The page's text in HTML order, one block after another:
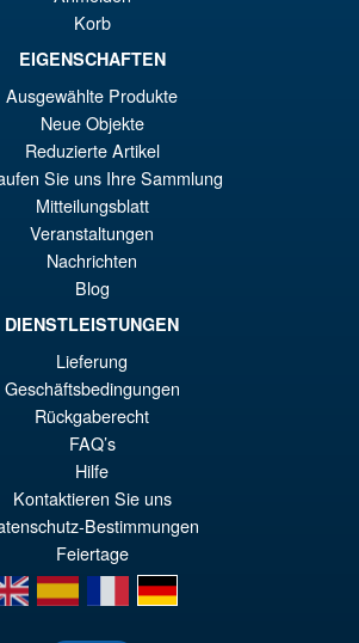
PRE ORDENA
S.H.Figuarts One Piece Sir
Crocodile (Marineford) Action
Figure
PRE ORDENA
Korb
EIGENSCHAFTEN
Ausgewählte Produkte
Neue Objekte
Reduzierte Artikel
Sie uns Ihre Sammlung
Mitteilungsblatt
Veranstaltungen
Nachrichten
Blog
DIENSTLEISTUNGEN
Lieferung
Geschäftsbedingungen
Rückgaberecht
FAQ’s
Hilfe
Kontaktieren Sie uns
Bestimmungen
Feiertage
es fr de